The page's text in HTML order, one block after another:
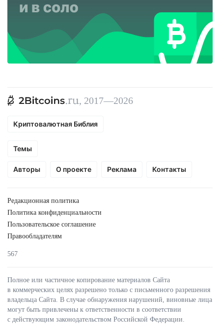
, 2017—2026
Криптовалютная Библия
Темы
Авторы О проекте Реклама Контакты
Редакционная политика
Политика конфиденциальности
Пользовательское соглашение
Правообладателям
567
Полное или частичное копирование материалов Сайта
в коммерческих целях разрешено только с письменного разрешения
владельца Сайта. В случае обнаружения нарушений, виновные лица
могут быть привлечены к ответственности в соответствии
с действующим законодательством Российской Федерации.